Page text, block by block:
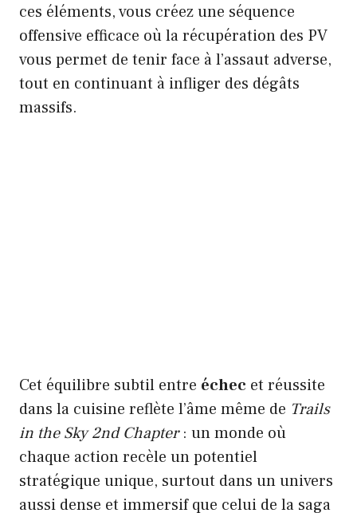
ces éléments, vous créez une séquence
offensive efficace où la récupération des PV
vous permet de tenir face à l’assaut adverse,
tout en continuant à infliger des dégâts
massifs.
Cet équilibre subtil entre échec et réussite
dans la cuisine reflète l’âme même de Trails
in the Sky 2nd Chapter: un monde où
chaque action recèle un potentiel
stratégique unique, surtout dans un univers
aussi dense et immersif que celui de la saga